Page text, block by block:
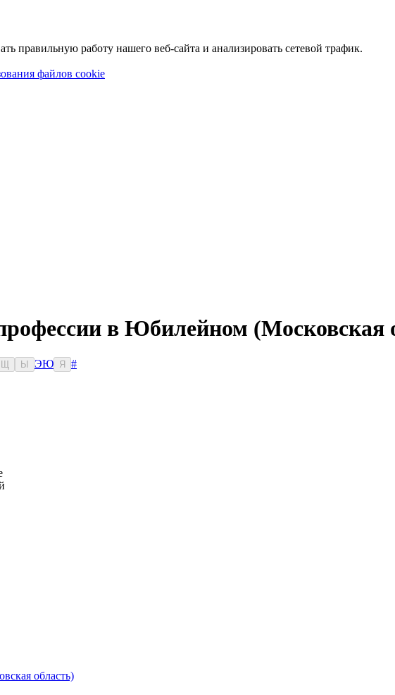
правильную работу нашего веб-сайта и анализировать сетевой трафик.
файлов cookie
в Юбилейном (Московская
Ы ЭЮ Я
#
область)